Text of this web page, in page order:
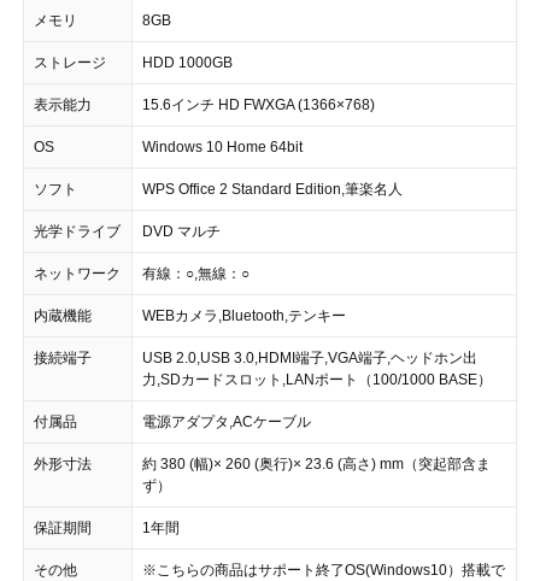
メモリ 8GB
ストレージ HDD 1000GB
表示能力 15.6インチ HD FWXGA (1366×768)
OS Windows 10 Home 64bit
ソフト WPS Office 2 Standard Edition,筆楽名人
光学ドライブ DVD マルチ
ネットワーク 有線：○,無線：○
内蔵機能 WEBカメラ,Bluetooth,テンキー
接続端子
USB 2.0,USB 3.0,HDMI端子,VGA端子,ヘッドホン出
力,SDカードスロット,LANポート（100/1000 BASE）
付属品 電源アダプタ,ACケーブル
外形寸法
約 380 (幅)× 260 (奥行)× 23.6 (高さ) mm（突起部含ま
ず）
保証期間 1年間
その他
※こちらの商品はサポート終了OS(Windows10）搭載で